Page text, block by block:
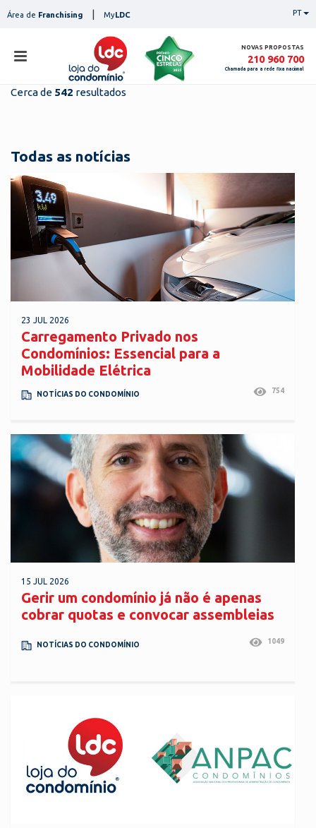
toÁrea de Franchising MyLDC PT
NOVAS PROPOSTAS
210 960 700
Chamada para a rede fixa nacional
notícias
contactos
Cerca de 542 resultados
Todas as notícias
23 JUL 2026
Carregamento Privado nos
Condomínios: Essencial para a
Mobilidade Elétrica
NOTÍCIAS DO CONDOMÍNIO 754
15 JUL 2026
Gerir um condomínio já não é apenas
cobrar quotas e convocar assembleias
NOTÍCIAS DO CONDOMÍNIO 1049